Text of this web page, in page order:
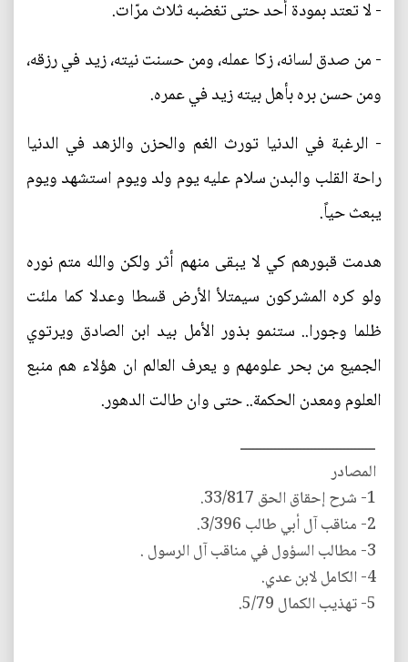
- لا تعتد بمودة أحد حتى تغضبه ثلاث مرّات.
- من صدق لسانه، زكا عمله، ومن حسنت نيته، زيد في رزقه،
ومن حسن بره بأهل بيته زيد في عمره.
- الرغبة في الدنيا تورث الغم والحزن والزهد في الدنيا
راحة القلب والبدن سلام عليه يوم ولد ويوم استشهد ويوم
يبعث حياً.
هدمت قبورهم كي لا يبقى منهم أثر ولكن والله متم نوره
ولو كره المشركون سيمتلأ الأرض قسطا وعدلا كما ملئت
ظلما وجورا.. ستنمو بذور الأمل بيد ابن الصادق ويرتوي
الجميع من بحر علومهم و يعرف العالم ان هؤلاء هم منبع
العلوم ومعدن الحكمة.. حتى وان طالت الدهور.
ـــــــــــــــــــــــــــــــــــــ
المصادر
1- شرح إحقاق الحق 33/817.
2- مناقب آل أبي طالب 3/396.
3- مطالب السؤول في مناقب آل الرسول .
4- الكامل لابن عدي.
5- تهذيب الكمال 5/79.